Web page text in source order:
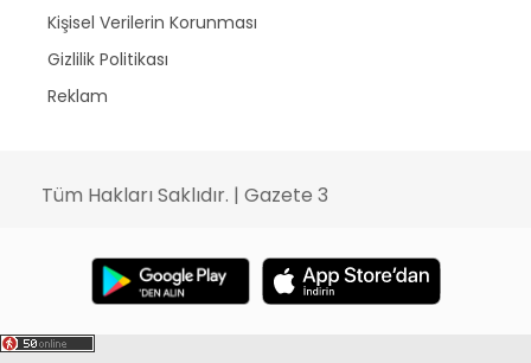
Kişisel Verilerin Korunması
Gizlilik Politikası
Reklam
Tüm Hakları Saklıdır. | Gazete 3